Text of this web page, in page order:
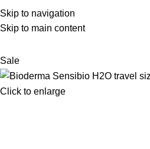
Skip to navigation
Skip to main content
Sale
Click to enlarge